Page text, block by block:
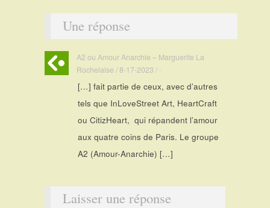
Une réponse
A2 ou Amour Anarchie – Marguerite La
Rochelaise / 8-17-2023 / ·
[…] fait partie de ceux, avec d’autres
tels que InLoveStreet Art, HeartCraft
ou CitizHeart, qui répandent l’amour
aux quatre coins de Paris. Le groupe
A2 (Amour-Anarchie) […]
Laisser une réponse